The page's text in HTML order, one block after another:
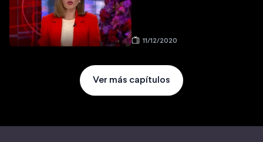
11/12/2020
Ver más capítulos